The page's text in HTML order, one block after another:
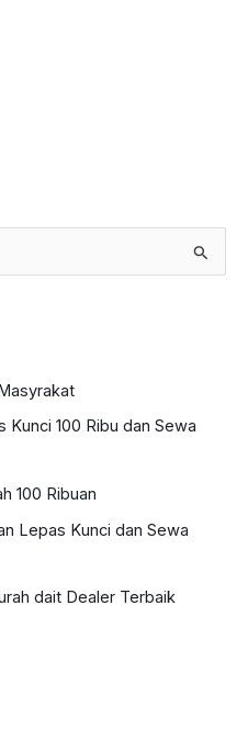
100 Ribu dan Sewa
100 Ribuan
Lepas Kunci dan Sewa
dait Dealer Terbaik